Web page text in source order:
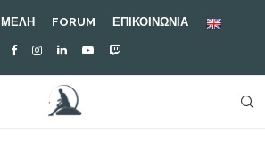
ΜΕΛΗ FORUM ΕΠΙΚΟΙΝΩΝΙΑ